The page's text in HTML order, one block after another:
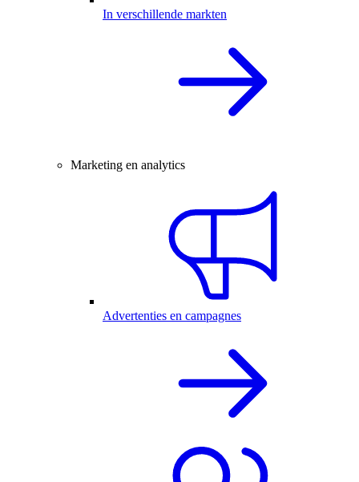
In verschillende markten
Marketing en analytics
Advertenties en campagnes